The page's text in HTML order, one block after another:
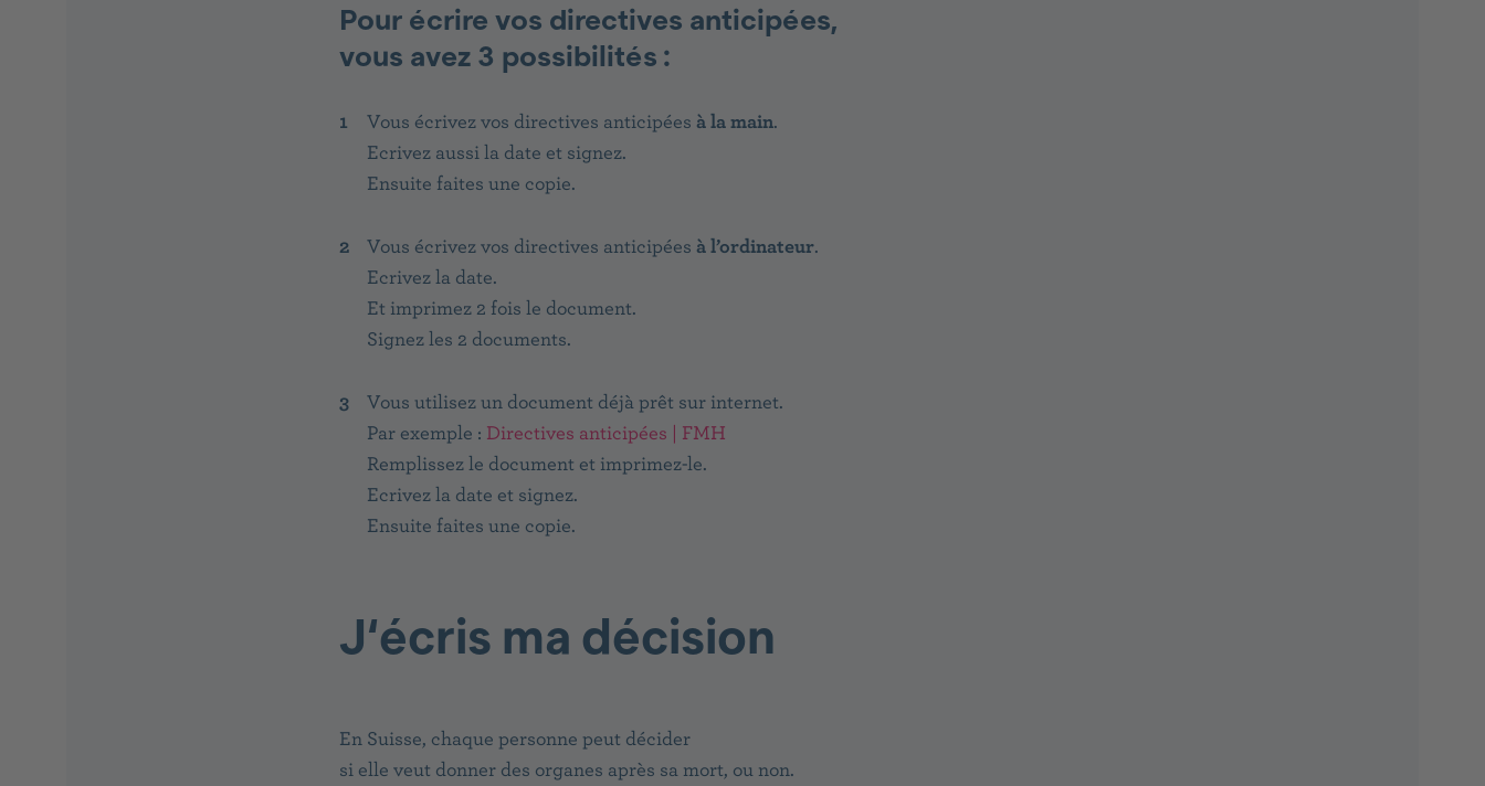
Pour écrire vos directives anticipées,
vous avez 3 possibilités :
Vous écrivez vos directives anticipées à la main.
Ecrivez aussi la date et signez.
Ensuite faites une copie.
Vous écrivez vos directives anticipées à l’ordinateur.
Ecrivez la date.
Et imprimez 2 fois le document.
Signez les 2 documents.
Vous utilisez un document déjà prêt sur internet.
Par exemple : Directives anticipées | FMH
Remplissez le document et imprimez-le.
Ecrivez la date et signez.
Ensuite faites une copie.
J‘écris ma décision
En Suisse, chaque personne peut décider
si elle veut donner des organes après sa mort, ou non.